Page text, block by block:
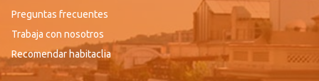
Preguntas frecuentes
Trabaja con nosotros
Recomendar habitaclia